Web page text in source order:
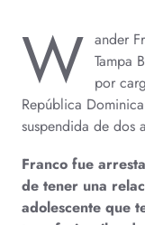
W ander
Tampa
por
República
suspendida de dos
Franco fue
de tener una
adolescente que